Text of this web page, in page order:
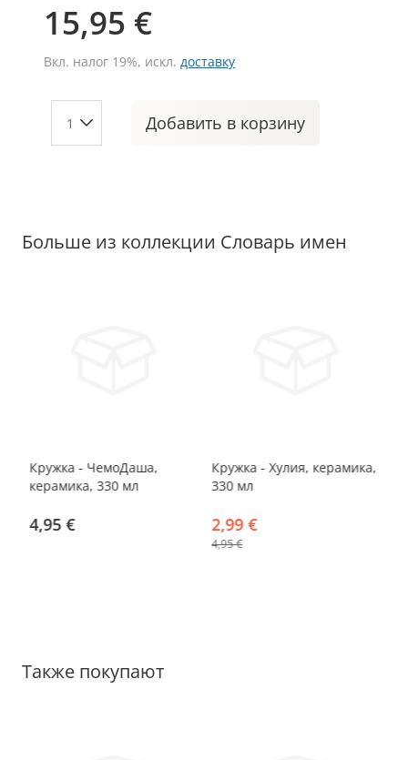
15,95 €
Вкл. налог 19%, искл. доставку
Добавить в корзину
Больше из коллекции Словарь имен
Кружка - ЧемоДаша,
керамика, 330 мл
4,95 €
-40%
Кружка - Хулия, керамика,
330 мл
2,99 €
4,95 €
Также покупают